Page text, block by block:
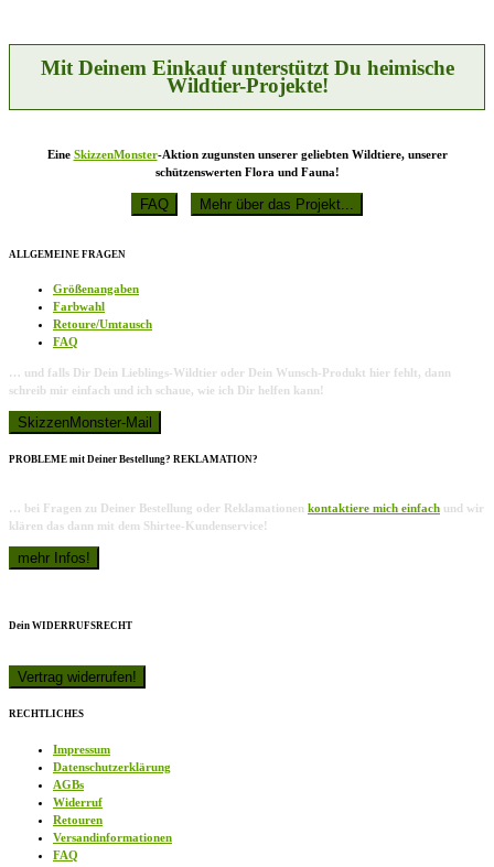
Produktseite
gewählt
werden
Mit Deinem Einkauf unterstützt Du heimische
Wildtier-Projekte!
Eine SkizzenMonster-Aktion zugunsten unserer geliebten Wildtiere, unserer
schützenswerten Flora und Fauna!
ALLGEMEINE FRAGEN
Größenangaben
Farbwahl
Retoure/Umtausch
FAQ
… und falls Dir Dein Lieblings-Wildtier oder Dein Wunsch-Produkt hier fehlt, dann
schreib mir einfach und ich schaue, wie ich Dir helfen kann!
PROBLEME mit Deiner Bestellung? REKLAMATION?
… bei Fragen zu Deiner Bestellung oder Reklamationen kontaktiere mich einfach und wir
klären das dann mit dem Shirtee-Kundenservice!
Dein WIDERRUFSRECHT
RECHTLICHES
Impressum
Datenschutzerklärung
AGBs
Widerruf
Retouren
Versandinformationen
FAQ